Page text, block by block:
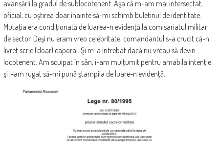
avansării la gradul de sublocotenent. Aşa că m-am mai intersectat,
oficial, cu oştirea doar înainte să-mi schimb buletinul de identitate.
Mutaţia era condiţionată de luarea-n evidenţă la comisariatul militar
de sector. Deşi nu eram vreo celebritate, comandantul s-a crucit că-n
livret scrie (doar) caporal. Şi m-a întrebat dacă nu vreau să devin
locotenent. Am scuipat în sân, i-am mulţumit pentru amabila intenţie
şi l-am rugat să-mi pună ştampila de luare-n evidenţă.